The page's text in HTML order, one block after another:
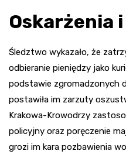
Oskarżenia
Śledztwo wykazało, że
odbieranie pieniędzy jako
podstawie zgromadzonych
postawiła im zarzuty
Krakowa-Krowodrzy
policyjny oraz poręczenie
grozi im kara pozbawienia